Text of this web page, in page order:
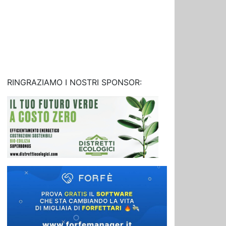
RINGRAZIAMO I NOSTRI SPONSOR: